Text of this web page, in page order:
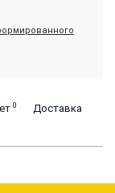
0 Доставка